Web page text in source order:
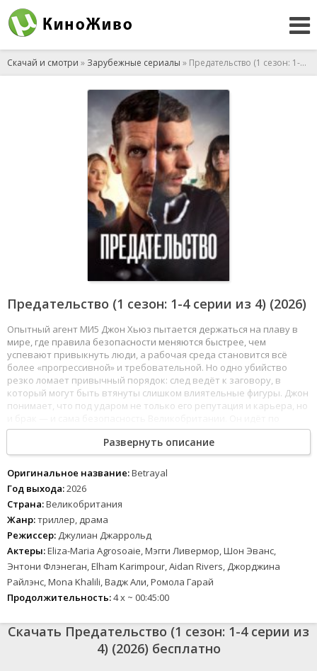
Скачай и смотри » Зарубежные сериалы » Предательство (1 сезон: 1-4 серии из 4) (2026)
Предательство (1 сезон: 1-4 серии из 4) (2026)
Опытный агент МИ5 Джон Хьюз пытается держаться на плаву в
мире, где правила безопасности меняются быстрее, чем
успевают привыкнуть люди, а рабочая среда становится всё
более «прогрессивной» и требовательной. Но одно убийство
резко ломает привычный порядок: след ведёт к заговору, в
который могут быть втянуты слишком влиятельные фигуры. Джон
понимает, что под ударом не только его репутация и карьера, но
тонкому льду, собирая правду по кусочкам, пока вокруг растёт
давление и враги становятся ближе. Но что, если угроза уже
внутри — и доверять нельзя никому?
Развернуть описание
Оригинальное название:Betrayal
Год выхода:2026
Страна:Великобритания
Жанр:триллер, драма
Режиссер: Джулиан Джаррольд
Актеры:Eliza-Maria Agrosoaie, Мэгги Ливермор, Шон Эванс,
Энтони Флэнеган, Elham Karimpour, Aidan Rivers, Джорджина
Райлэнс, Mona Khalili, Вадж Али, Ромола Гарай
Продолжительность:4 x ~ 00:45:00
Скачать Предательство (1 сезон: 1-4 серии из
4) (2026) бесплатно